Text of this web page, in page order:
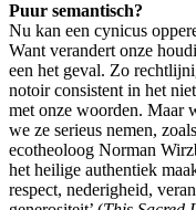
Puur semantisch?
Nu kan een cynicus
Want verandert onze
een het geval. Zo
notoir consistent in het
met onze woorden. Maar
we ze serieus nemen,
ecotheoloog Norman
het heilige authentiek
respect, nederigheid,